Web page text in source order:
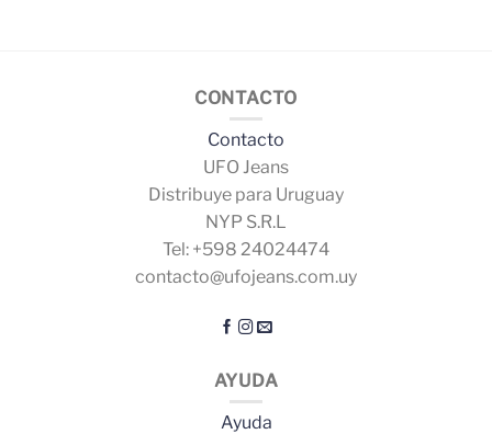
CONTACTO
Contacto
UFO Jeans
Distribuye para Uruguay
NYP S.R.L
Tel: +598 24024474
contacto@ufojeans.com.uy
AYUDA
Ayuda